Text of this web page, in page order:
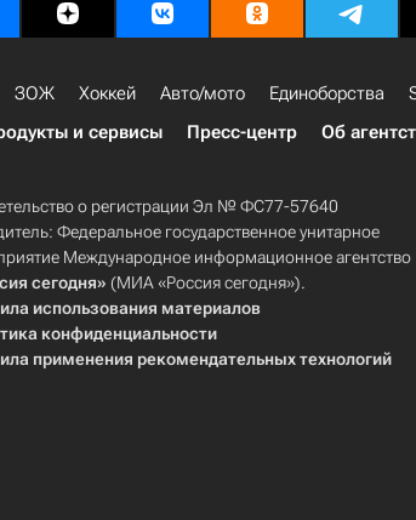
ЗОЖ Хоккей Авто/мото Единоборства
и сервисы Пресс-центр Об
о регистрации Эл № ФС77-57640
Федеральное государственное унитарное
Международное информационное агентство
сегодня» (МИА «Россия сегодня»).
использования материалов
конфиденциальности
применения рекомендательных технологий